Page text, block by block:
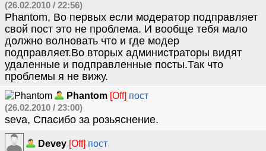
(26.02.2010 / 22:56)
Phantom, Во первых если модератор подправляет
свой пост это не проблема. И вообще тебя мало
должно волновать что и где модер
подправляет.Во вторых администраторы видят
удаленные и подправленные посты.Так что
проблемы я не вижу.
Phantom [Off] пост
(26.02.2010 / 23:00)
seva, Спасибо за розьяснение.
Devey [Off] пост